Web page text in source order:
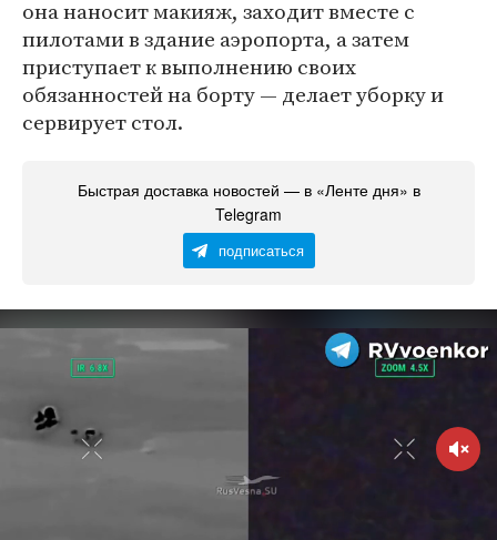
она наносит макияж, заходит вместе с
пилотами в здание аэропорта, а затем
приступает к выполнению своих
обязанностей на борту — делает уборку и
сервирует стол.
Быстрая доставка новостей — в «Ленте дня» в
Telegram
подписаться